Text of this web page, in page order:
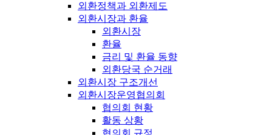
외환정책과 외환제도
외환시장과 환율
외환시장
환율
금리 및 환율 동향
외환당국 순거래
외환시장 구조개선
외환시장운영협의회
협의회 현황
활동 상황